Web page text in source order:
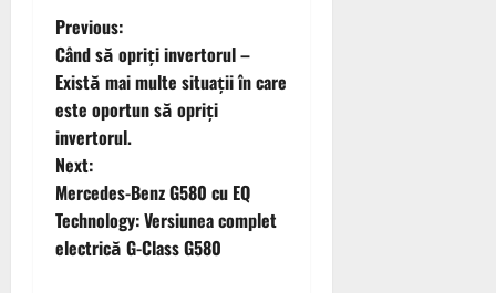
P
o
s
t
n
a
Previous:
Când să opriți invertorul –
Există mai multe situații în care
este oportun să opriți
invertorul.
Next:
Mercedes-Benz G580 cu EQ
Technology: Versiunea complet
electrică G-Class G580